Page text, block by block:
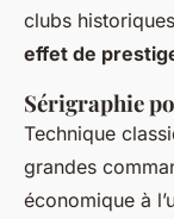
clubs
effet de
Sérigraphie
Technique
grandes
économique à